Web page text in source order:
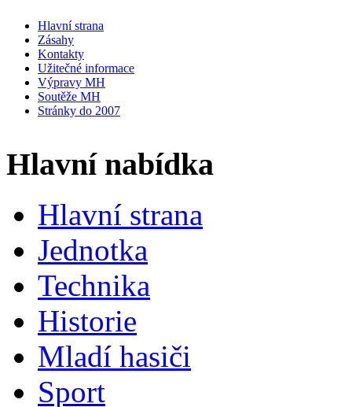
Hlavní strana
Zásahy
Kontakty
Užitečné informace
Výpravy MH
Soutěže MH
Stránky do 2007
Hlavní nabídka
Hlavní strana
Jednotka
Technika
Historie
Mladí hasiči
Sport